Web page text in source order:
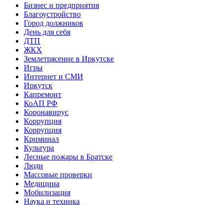
Бизнес и предприятия
Благоустройство
Город должников
День для себя
ДТП
ЖКХ
Землетрясение в Иркутске
Игры
Интернет и СМИ
Иркутск
Капремонт
КоАП РФ
Коронавирус
Коррупция
Коррупция
Криминал
Культура
Лесные пожары в Братске
Люди
Массовые проверки
Медицина
Мобилизация
Наука и техника